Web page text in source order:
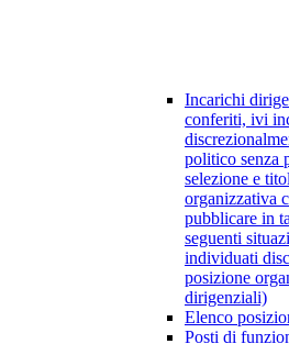
Incarichi
conferiti, ivi
politico senza
selezione e
organizzativa
pubblicare in
seguenti
individuati
posizione
dirigenziali)
Elenco
Posti di